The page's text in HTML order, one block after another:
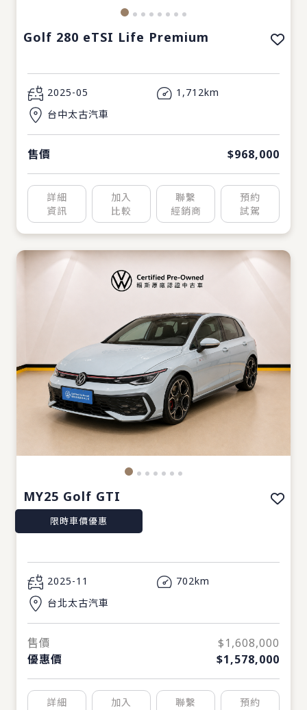
Golf 280 eTSI Life Premium
2025-05
1,712km
台中太古汽車
售價 $968,000
詳細
資訊
加入
比較
聯繫
經銷商
預約
試駕
MY25 Golf GTI
限時車價優惠
2025-11
702km
台北太古汽車
售價
$1,608,000
優惠價
$1,578,000
詳細
加入
聯繫
預約